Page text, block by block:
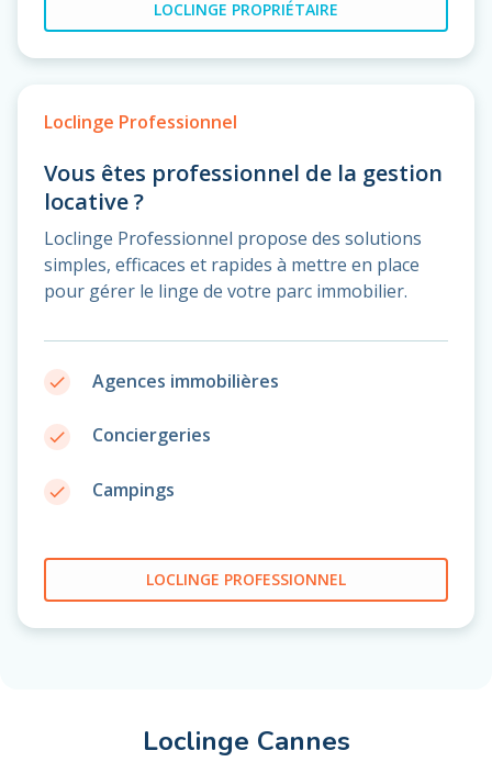
LOCLINGE PROPRIÉTAIRE
Loclinge Professionnel
Vous êtes professionnel de la gestion
locative ?
Loclinge Professionnel propose des solutions
simples, efficaces et rapides à mettre en place
pour gérer le linge de votre parc immobilier.
done Agences immobilières
done Conciergeries
done Campings
LOCLINGE PROFESSIONNEL
Loclinge Cannes